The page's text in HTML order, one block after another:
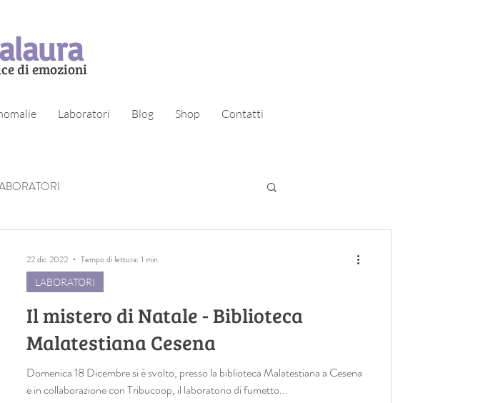
di emozioni
Laboratori Blog Shop Contatti
Il mistero di Natale - Biblioteca
Malatestiana Cesena
Domenica 18 Dicembre si è svolto, presso la biblioteca Malatestiana a Cesena
e in collaborazione con Tribucoop, il laboratorio di fumetto...
LABORATORI
22 dic 2022 Tempo di lettura: 1 min